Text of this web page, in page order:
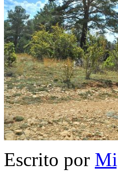
Escrito por